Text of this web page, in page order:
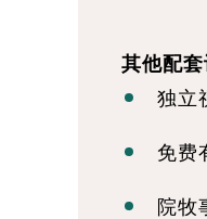
其他配
独立
免费
院牧